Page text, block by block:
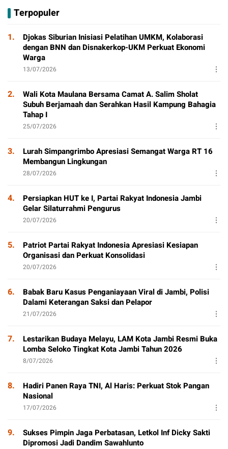
Sorotan
Terpopuler
1.
Djokas Siburian Inisiasi Pelatihan UMKM, Kolaborasi
dengan BNN dan Disnakerkop-UKM Perkuat Ekonomi
Warga
13/07/2026
2.
Wali Kota Maulana Bersama Camat A. Salim Sholat
Subuh Berjamaah dan Serahkan Hasil Kampung Bahagia
Tahap I
25/07/2026
3.
Lurah Simpangrimbo Apresiasi Semangat Warga RT 16
Membangun Lingkungan
28/07/2026
4.
Persiapkan HUT ke I, Partai Rakyat Indonesia Jambi
Gelar Silaturrahmi Pengurus
20/07/2026
5.
Patriot Partai Rakyat Indonesia Apresiasi Kesiapan
Organisasi dan Perkuat Konsolidasi
20/07/2026
6.
Babak Baru Kasus Penganiayaan Viral di Jambi, Polisi
Dalami Keterangan Saksi dan Pelapor
21/07/2026
7.
Lestarikan Budaya Melayu, LAM Kota Jambi Resmi Buka
Lomba Seloko Tingkat Kota Jambi Tahun 2026
8/07/2026
8.
Hadiri Panen Raya TNI, Al Haris: Perkuat Stok Pangan
Nasional
17/07/2026
9.
Sukses Pimpin Jaga Perbatasan, Letkol Inf Dicky Sakti
Dipromosi Jadi Dandim Sawahlunto